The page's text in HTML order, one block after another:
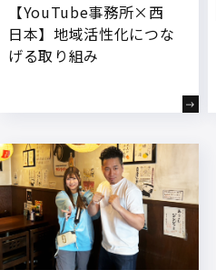
【YouTube事務所×西
日本】地域活性化につな
げる取り組み